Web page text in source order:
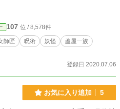
矢凪潤は？ 蘆屋真名は？ そして、闇
最終章。 ※ 小説家になろう
クは「なろう」です）。
107 位 / 8,578件
師匠 呪術 妖怪 蘆屋一族
登録日 2020.07.06
お気に入り追加 5